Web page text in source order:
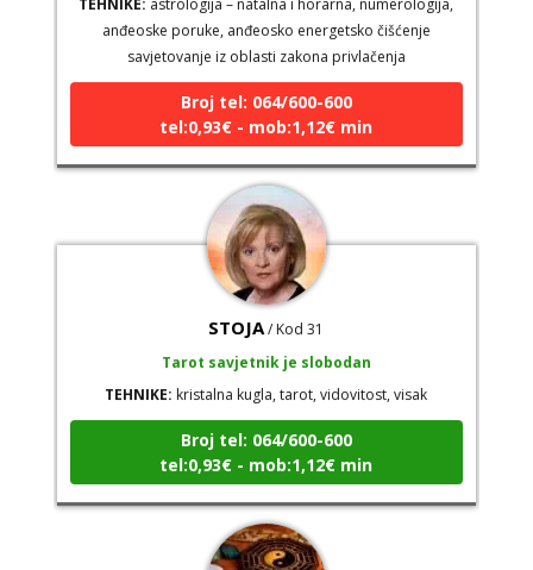
anđeoske poruke, anđeosko energetsko čišćenje
savjetovanje iz oblasti zakona privlačenja
Broj tel: 064/600-600
tel:0,93€ - mob:1,12€ min
STOJA/ Kod 31
Tarot savjetnik je slobodan
kristalna kugla, tarot, vidovitost, visak
Broj tel: 064/600-600
tel:0,93€ - mob:1,12€ min